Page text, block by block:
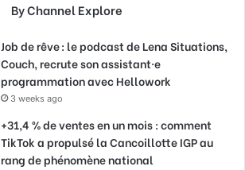
By Channel Explore
Job de rêve : le podcast de Lena Situations,
Couch, recrute son assistant·e
programmation avec Hellowork
3 weeks ago
+31,4 % de ventes en un mois : comment
TikTok a propulsé la Cancoillotte IGP au
rang de phénomène national